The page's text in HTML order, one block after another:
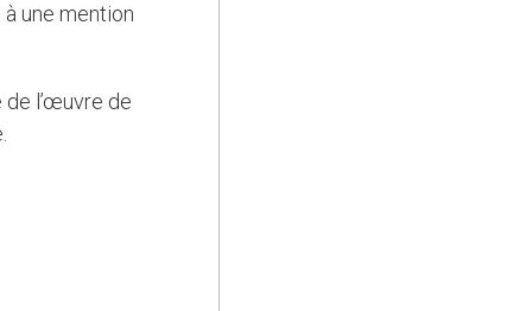
une mention